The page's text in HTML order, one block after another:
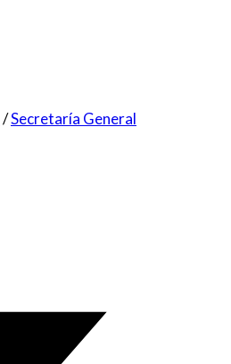
/Secretaría General